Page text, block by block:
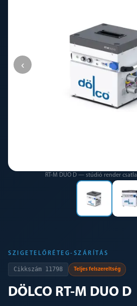
‹
RT-M DUO D — stúdió render
SZIGETELŐRÉTEG-SZÁRÍTÁS
Cikkszám 11798 Teljes felszereltség
DÖLCO RT-M DUO D